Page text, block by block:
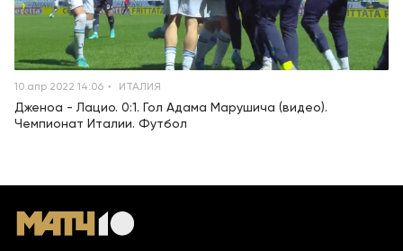
10 апр 2022 14:06 ИТАЛИЯ
Дженоа - Лацио. 0:1. Гол Адама Марушича (видео).
Чемпионат Италии. Футбол